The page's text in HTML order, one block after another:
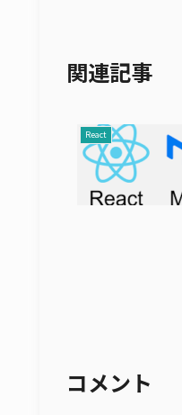
関連記事
React
コメント